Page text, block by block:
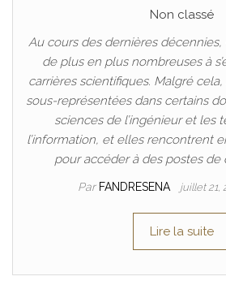
Non classé
Au cours des dernières
de plus en plus nombreuses à
carrières scientifiques. Malgré
sous-représentées dans certains
sciences de l’ingénieur et les
l’information, et elles rencontrent
pour accéder à des postes de
Par FANDRESENA juillet 21,
Lire la suite